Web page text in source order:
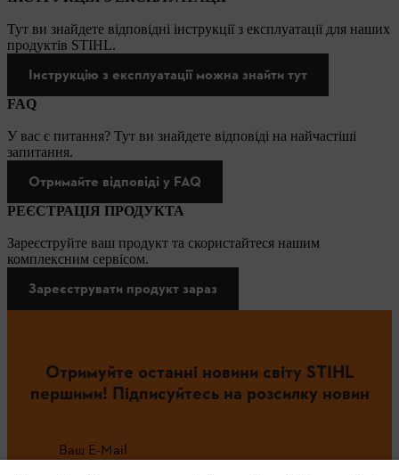
Тут ви знайдете відповідні інструкції з експлуатації для наших
продуктів STIHL.
Інструкцію з експлуатації можна знайти тут
FAQ
У вас є питання? Тут ви знайдете відповіді на найчастіші
запитання.
Отримайте відповіді у FAQ
РЕЄСТРАЦІЯ ПРОДУКТА
Зареєструйте ваш продукт та скористайтеся нашим
комплексним сервісом.
Зареєструвати продукт зараз
Отримуйте останні новини світу STIHL
першими! Підписуйтесь на розсилку новин
Ваш E-Mail